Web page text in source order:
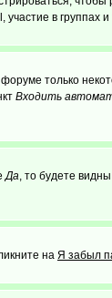
в группах
только
Входить
Да, то будете
на Я забыл